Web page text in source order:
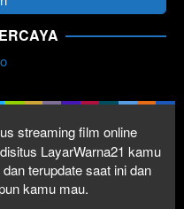
streaming film online
LayarWarna21 kamu
terupdate saat ini dan
kamu mau.